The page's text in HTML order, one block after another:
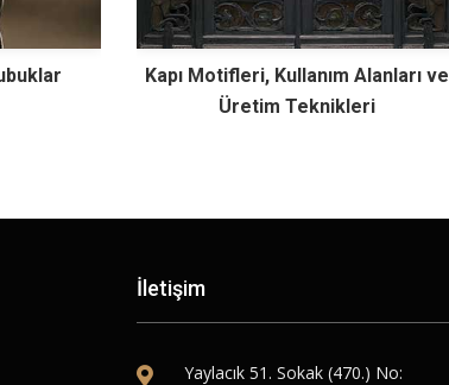
Kapı Motifleri, Kullanım Alanları ve
Üretim Teknikleri
İletişim
Yaylacık 51. Sokak (470.) No: